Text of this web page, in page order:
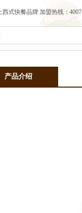
西式快餐品牌 加盟热线：
产品介绍